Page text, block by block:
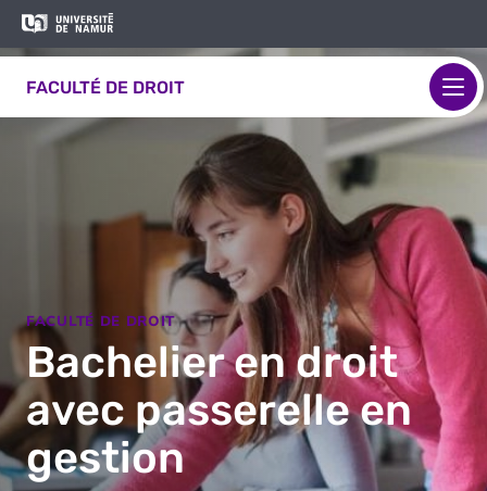
Aller au contenu principal
FACULTÉ DE DROIT
Aller
principal
Image
FACULTÉ DE DROIT
Bachelier en droit
avec passerelle en
gestion